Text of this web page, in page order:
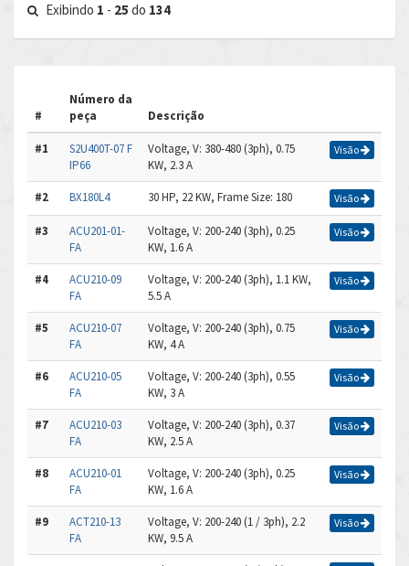
Exibindo 1 - 25 do 134
#
Número da
peça
Descrição
#1
S2U400T-07 F
IP66
Voltage, V: 380-480 (3ph), 0.75
KW, 2.3 A
Visão
#2 BX180L4 30 HP, 22 KW, Frame Size: 180 Visão
#3
ACU201-01-
FA
Voltage, V: 200-240 (3ph), 0.25
KW, 1.6 A
Visão
#4
ACU210-09
FA
Voltage, V: 200-240 (3ph), 1.1 KW,
5.5 A
Visão
#5
ACU210-07
FA
Voltage, V: 200-240 (3ph), 0.75
KW, 4 A
Visão
#6
ACU210-05
FA
Voltage, V: 200-240 (3ph), 0.55
KW, 3 A
Visão
#7
ACU210-03
FA
Voltage, V: 200-240 (3ph), 0.37
KW, 2.5 A
Visão
#8
ACU210-01
FA
Voltage, V: 200-240 (3ph), 0.25
KW, 1.6 A
Visão
#9
ACT210-13
FA
Voltage, V: 200-240 (1 / 3ph), 2.2
KW, 9.5 A
Visão